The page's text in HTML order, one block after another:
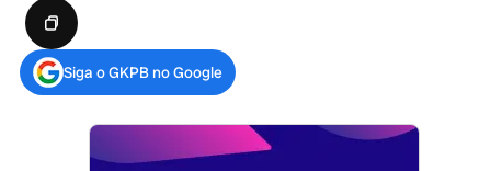
Siga o GKPB no Google